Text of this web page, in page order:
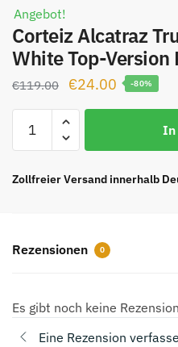
Angebot!
Corteiz Alcatraz
White Top-Version
€119.00
Ursprünglicher
Preis
war:
€119.00
€24.00 Aktueller
Preis
€24.00.
-80%
Alcatraz
Hat
Version
In
Zollfreier Versand innerhalb
Rezensionen 0
Es gibt noch keine
Eine Rezension